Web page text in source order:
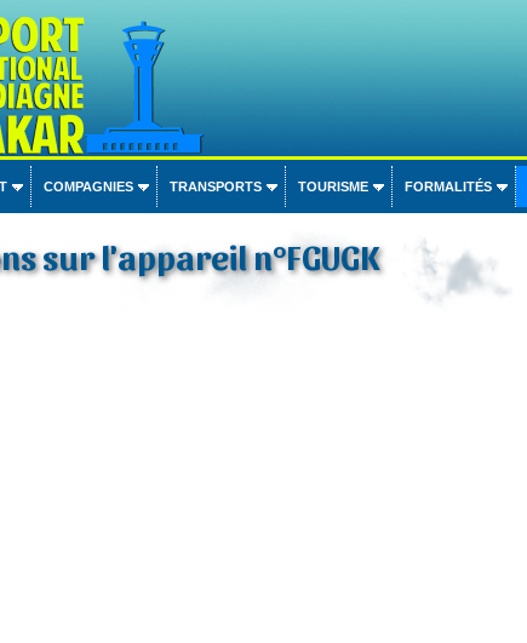
COMPAGNIES TRANSPORTS TOURISME FORMALITÉS
sur l'appareil n°FGUGK